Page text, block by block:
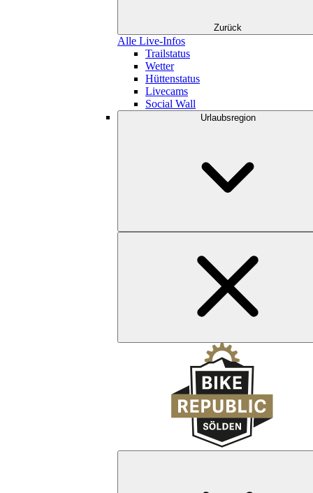
Zurück
Alle Live-Infos
Trailstatus
Wetter
Hüttenstatus
Livecams
Social Wall
Urlaubsregion